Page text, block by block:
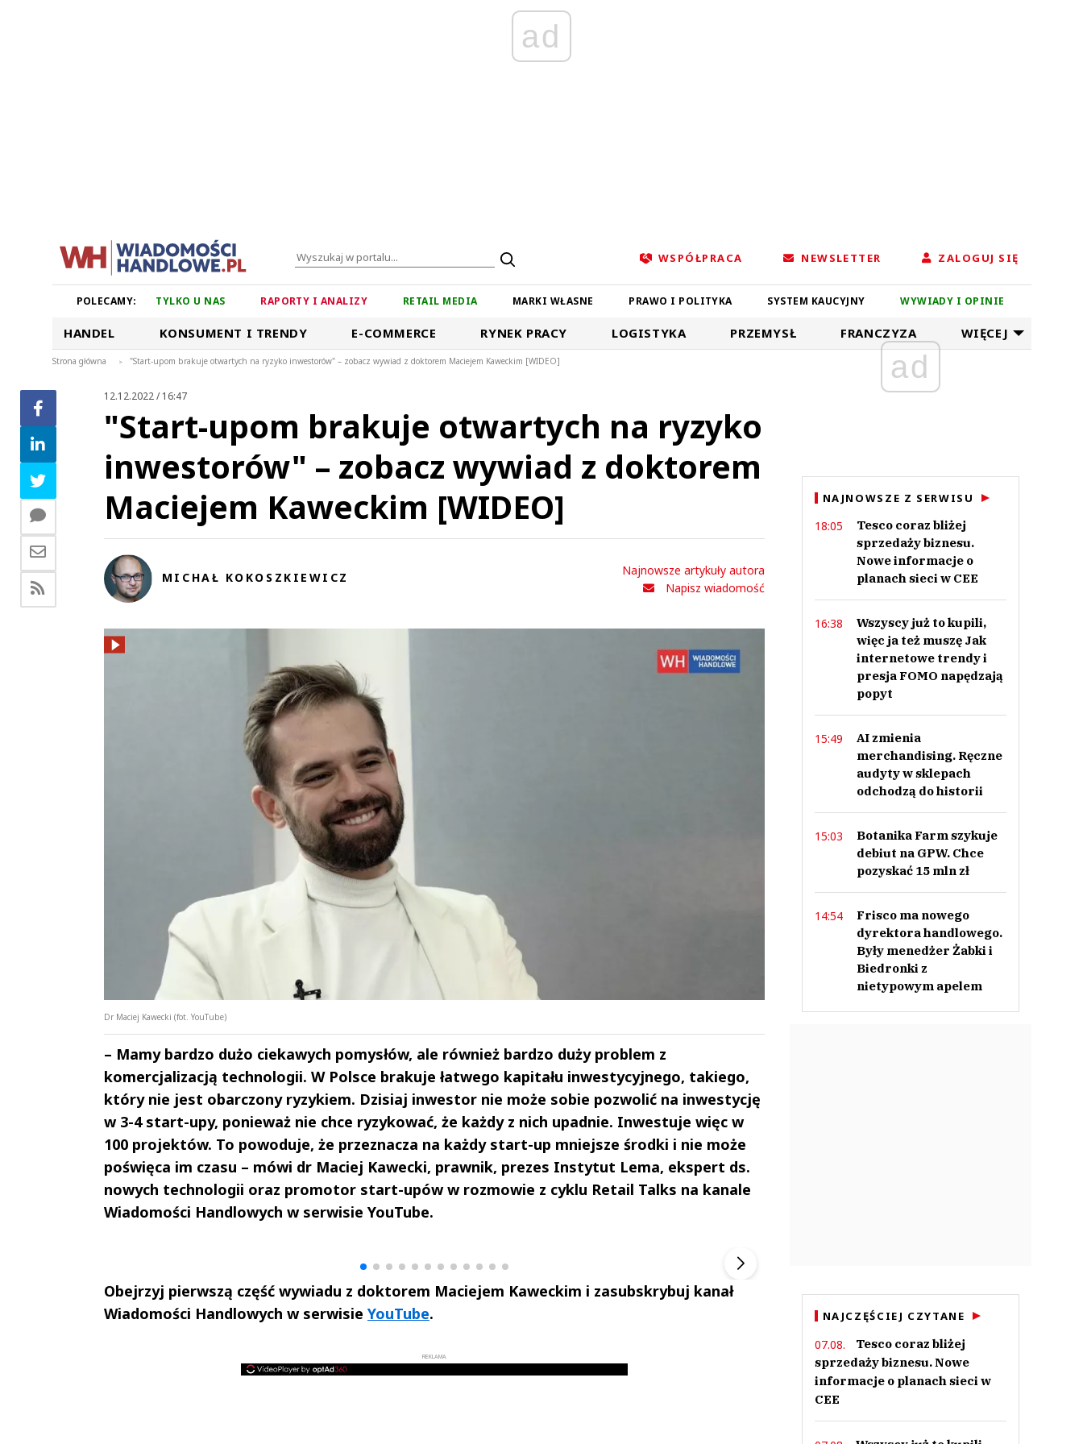
ad
WSPÓŁPRACA NEWSLETTER ZALOGUJ SIĘ
POLECAMY: TYLKO U NAS RAPORTY I ANALIZY RETAIL MEDIA MARKI WŁASNE PRAWO I POLITYKA SYSTEM KAUCYJNY WYWIADY I OPINIE
HANDEL KONSUMENT I TRENDY E-COMMERCE RYNEK PRACY LOGISTYKA PRZEMYSŁ FRANCZYZA WIĘCEJ
Strona główna > "Start-upom brakuje otwartych na ryzyko inwestorów" – zobacz wywiad z doktorem Maciejem Kaweckim [WIDEO]
12.12.2022 / 16:47
"Start-upom brakuje otwartych na ryzyko
inwestorów" – zobacz wywiad z doktorem
Maciejem Kaweckim [WIDEO]
MICHAŁ KOKOSZKIEWICZ
Najnowsze artykuły autora
Napisz wiadomość
Dr Maciej Kawecki (fot. YouTube)
– Mamy bardzo dużo ciekawych pomysłów, ale również bardzo duży problem z
komercjalizacją technologii. W Polsce brakuje łatwego kapitału inwestycyjnego, takiego,
który nie jest obarczony ryzykiem. Dzisiaj inwestor nie może sobie pozwolić na inwestycję
w 3-4 start-upy, ponieważ nie chce ryzykować, że każdy z nich upadnie. Inwestuje więc w
100 projektów. To powoduje, że przeznacza na każdy start-up mniejsze środki i nie może
poświęca im czasu – mówi dr Maciej Kawecki, prawnik, prezes Instytut Lema, ekspert ds.
nowych technologii oraz promotor start-upów w rozmowie z cyklu Retail Talks na kanale
Wiadomości Handlowych w serwisie YouTube.
Obejrzyj pierwszą część wywiadu z doktorem Maciejem Kaweckim i zasubskrybuj kanał
Wiadomości Handlowych w serwisie YouTube.
REKLAMA
Andrzej i Marta
Marta i Andrzej
ad
NAJNOWSZE Z SERWISU
18:05
Tesco coraz bliżej
sprzedaży biznesu.
Nowe informacje o
planach sieci w CEE
16:38
Wszyscy już to kupili,
więc ja też muszę Jak
internetowe trendy i
presja FOMO napędzają
popyt
15:49
AI zmienia
merchandising. Ręczne
audyty w sklepach
odchodzą do historii
15:03
Botanika Farm szykuje
debiut na GPW. Chce
pozyskać 15 mln zł
14:54
Frisco ma nowego
dyrektora handlowego.
Były menedżer Żabki i
Biedronki z
nietypowym apelem
NAJCZĘŚCIEJ CZYTANE
07.08.
Tesco coraz bliżej
sprzedaży biznesu. Nowe
informacje o planach sieci w
CEE